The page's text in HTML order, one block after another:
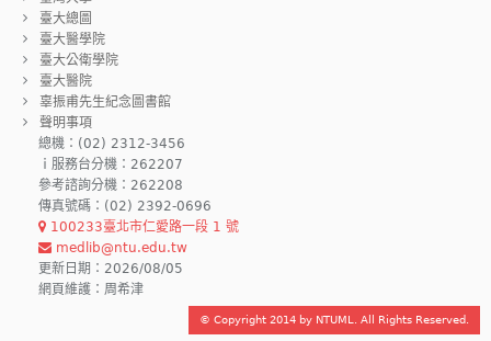
臺大總圖
臺大醫學院
臺大公衛學院
臺大醫院
辜振甫先生紀念圖書館
聲明事項
總機：(02) 2312-3456
ｉ服務台分機：262207
參考諮詢分機：262208
傳真號碼：(02) 2392-0696
100233臺北市仁愛路一段 1 號
medlib@ntu.edu.tw
更新日期：2026/08/05
網頁維護：周希津
© Copyright 2014 by NTUML. All Rights Reserved.